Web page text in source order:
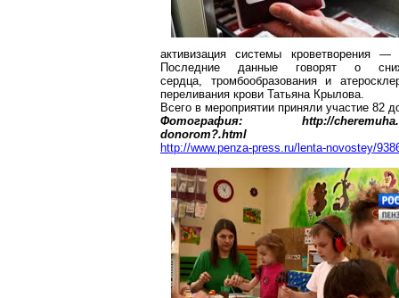
активизация системы кроветворения
Последние данные говорят о
сердца, тромбообразованияи
переливания крови Татьяна Крылова.
Всего в мероприятии приняли участие 82
Фотография: http://cheremuha.com/
donorom?.html
http://www.penza-press.ru/lenta-novostey/